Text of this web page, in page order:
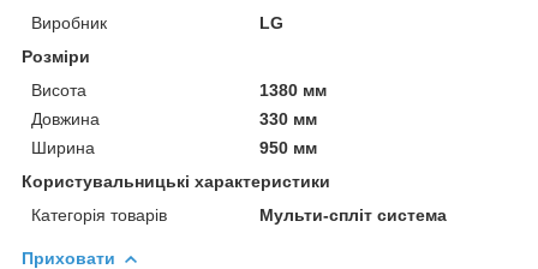
Виробник
LG
Розміри
Висота
1380 мм
Довжина
330 мм
Ширина
950 мм
Користувальницькі характеристики
Категорія товарів
Мульти-спліт система
Приховати